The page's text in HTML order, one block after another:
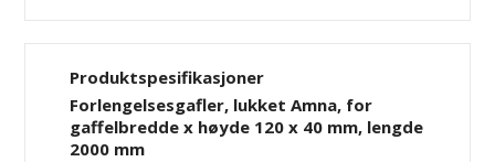
Produktspesifikasjoner
Forlengelsesgafler, lukket Amna, for
gaffelbredde x høyde 120 x 40 mm, lengde
2000 mm